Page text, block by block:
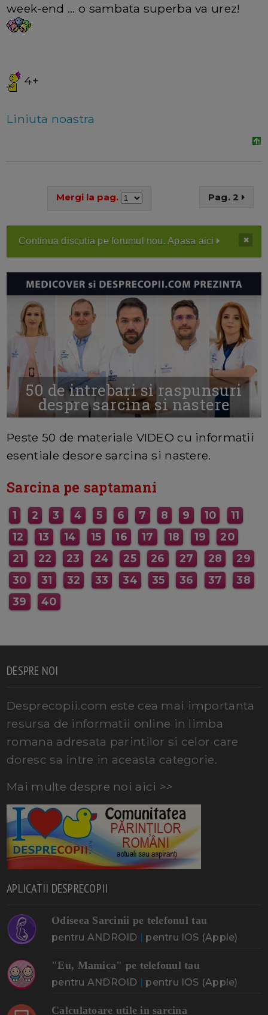
week-end ... o sambata superba va urez!
4+
Liniuta noastra
Mergi la pag. Pag. 2
Continua discutia pe forumul nou. Apasa aici
50 de intrebari si raspunsuri
despre sarcina si nastere
Peste 50 de materiale VIDEO cu informatii
esentiale desore sarcina si nastere.
Sarcina pe saptamani
1 2 3 4 5 6 7 8 9 10
11
12
13 14 15 16 17 18 19
20
21
22 23 24 25 26 27 28
29
30
31 32 33 34 35 36 37
38
39
40
DESPRE NOI
Desprecopii.com este cea mai importanta
resursa de informatii online in limba
romana adresata parintilor si celor care
doresc sa intre in aceasta categorie.
Mai multe despre noi aici >>
APLICATII DESPRECOPII
Odiseea Sarcinii pe telefonul tau
pentru ANDROID | pentru IOS (Apple)
"Eu, Mamica" pe telefonul tau
pentru ANDROID | pentru IOS (Apple)
Calculatoare utile in sarcina